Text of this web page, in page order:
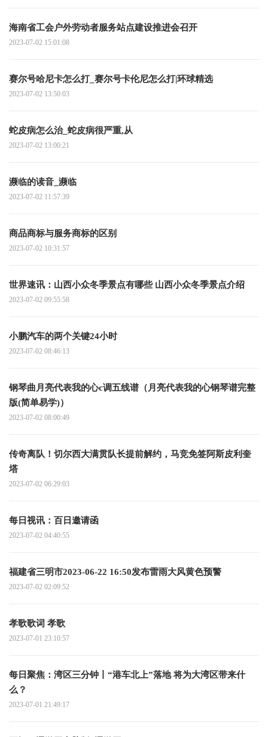
海南省工会户外劳动者服务站点建设推进会召开
2023-07-02 15:01:08
赛尔号哈尼卡怎么打_赛尔号卡伦尼怎么打|环球精选
2023-07-02 13:50:03
蛇皮病怎么治_蛇皮病很严重,从
2023-07-02 13:00:21
濒临的读音_濒临
2023-07-02 11:57:39
商品商标与服务商标的区别
2023-07-02 10:31:57
世界速讯：山西小众冬季景点有哪些 山西小众冬季景点介绍
2023-07-02 09:55:58
小鹏汽车的两个关键24小时
2023-07-02 08:46:13
钢琴曲月亮代表我的心c调五线谱（月亮代表我的心钢琴谱完整
版(简单易学)）
2023-07-02 08:00:49
传奇离队！切尔西大满贯队长提前解约，马竞免签阿斯皮利奎
塔
2023-07-02 06:29:03
每日视讯：百日邀请函
2023-07-02 04:40:55
福建省三明市2023-06-22 16:50发布雷雨大风黄色预警
2023-07-02 02:09:52
孝歌歌词 孝歌
2023-07-01 23:10:57
每日聚焦：湾区三分钟丨“港车北上”落地 将为大湾区带来什
么？
2023-07-01 21:49:17